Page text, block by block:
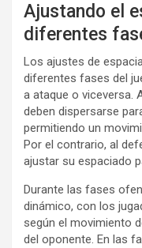
Ajustando el
diferentes
Los ajustes de
diferentes fases del
a ataque o viceversa.
deben dispersarse
permitiendo un
Por el contrario, al
ajustar su espaciado
Durante las fases
dinámico, con los
según el movimiento
del oponente. En las